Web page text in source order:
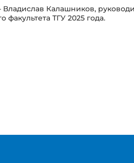
Калашников,
факультета ТГУ 2025 года.